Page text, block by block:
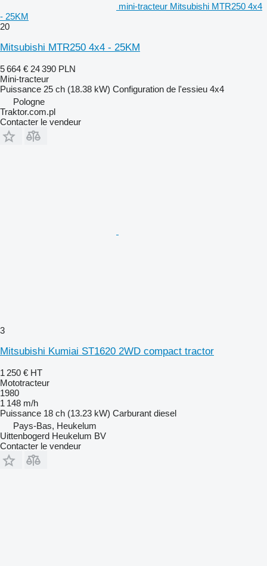
mini-tracteur Mitsubishi MTR250 4x4
- 25KM
20
Mitsubishi MTR250 4x4 - 25KM
5 664 € 24 390 PLN
Mini-tracteur
Puissance 25 ch (18.38 kW) Configuration de l'essieu 4x4
Pologne
Traktor.com.pl
Contacter le vendeur
3
Mitsubishi Kumiai ST1620 2WD compact tractor
1 250 € HT
Mototracteur
1980
1 148 m/h
Puissance 18 ch (13.23 kW) Carburant diesel
Pays-Bas, Heukelum
Uittenbogerd Heukelum BV
Contacter le vendeur